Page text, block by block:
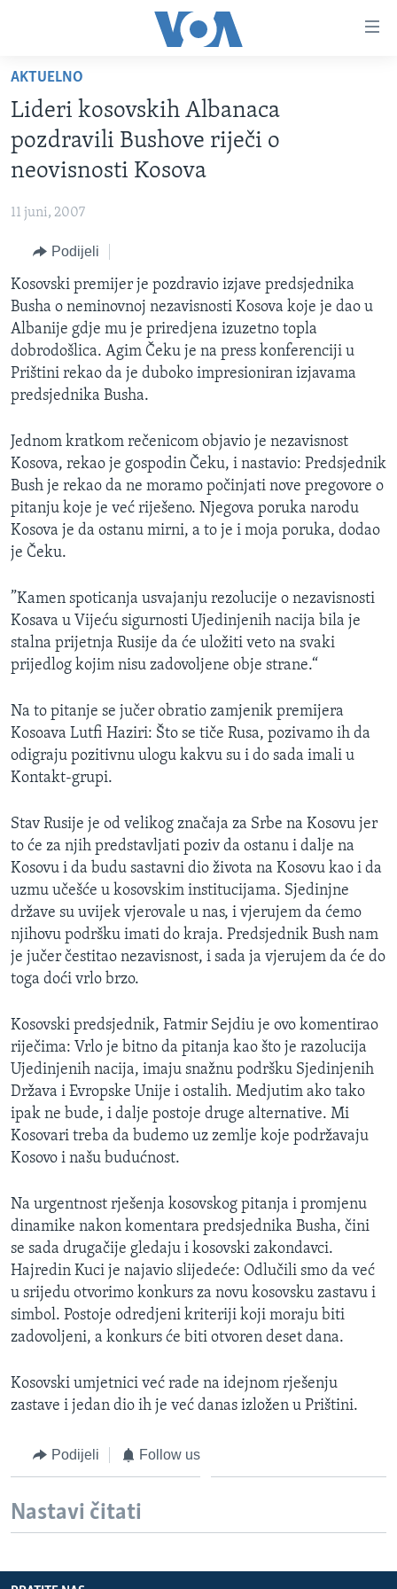
glavni
sadržaj
na
glavnu
Idi
pretragu
TV PROGRAM
VIDEO
FOTOGRAFIJE DANA
SJEDINJENE AMERIČKE DRŽAVE
BOSNA I HERCEGOVINA
SVIJET
NAUKA I TEHNOLOGIJA
SPECIJALNI PROJEKTI
KORUPCIJA
SLOBODA MEDIJA
ŽENSKA STRANA
IZBJEGLIČKA STRANA
O GLASU AMERIKE
Learning English
PRATITE NAS
Jezici
AKTUELNO
Lideri kosovskih Albanaca
pozdravili Bushove riječi o
neovisnosti Kosova
11 juni, 2007
Podijeli
Kosovski premijer je pozdravio izjave predsjednika
Busha o neminovnoj nezavisnosti Kosova koje je dao u
Albanije gdje mu je priredjena izuzetno topla
dobrodošlica. Agim Čeku je na press konferenciji u
Prištini rekao da je duboko impresioniran izjavama
predsjednika Busha.
Jednom kratkom rečenicom objavio je nezavisnost
Kosova, rekao je gospodin Čeku, i nastavio: Predsjednik
Bush je rekao da ne moramo počinjati nove pregovore o
pitanju koje je već riješeno. Njegova poruka narodu
Kosova je da ostanu mirni, a to je i moja poruka, dodao
je Čeku.
”Kamen spoticanja usvajanju rezolucije o nezavisnosti
Kosava u Vijeću sigurnosti Ujedinjenih nacija bila je
stalna prijetnja Rusije da će uložiti veto na svaki
prijedlog kojim nisu zadovoljene obje strane.“
Na to pitanje se jučer obratio zamjenik premijera
Kosoava Lutfi Haziri: Što se tiče Rusa, pozivamo ih da
odigraju pozitivnu ulogu kakvu su i do sada imali u
Kontakt-grupi.
Stav Rusije je od velikog značaja za Srbe na Kosovu jer
to će za njih predstavljati poziv da ostanu i dalje na
Kosovu i da budu sastavni dio života na Kosovu kao i da
uzmu učešće u kosovskim institucijama. Sjedinjne
države su uvijek vjerovale u nas, i vjerujem da ćemo
njihovu podršku imati do kraja. Predsjednik Bush nam
je jučer čestitao nezavisnost, i sada ja vjerujem da će do
toga doći vrlo brzo.
Kosovski predsjednik, Fatmir Sejdiu je ovo komentirao
riječima: Vrlo je bitno da pitanja kao što je razolucija
Ujedinjenih nacija, imaju snažnu podršku Sjedinjenih
Država i Evropske Unije i ostalih. Medjutim ako tako
ipak ne bude, i dalje postoje druge alternative. Mi
Kosovari treba da budemo uz zemlje koje podržavaju
Kosovo i našu budućnost.
Na urgentnost rješenja kosovskog pitanja i promjenu
dinamike nakon komentara predsjednika Busha, čini
se sada drugačije gledaju i kosovski zakondavci.
Hajredin Kuci je najavio slijedeće: Odlučili smo da već
u srijedu otvorimo konkurs za novu kosovsku zastavu i
simbol. Postoje odredjeni kriteriji koji moraju biti
zadovoljeni, a konkurs će biti otvoren deset dana.
Kosovski umjetnici već rade na idejnom rješenju
zastave i jedan dio ih je već danas izložen u Prištini.
Podijeli Follow us
Nastavi čitati